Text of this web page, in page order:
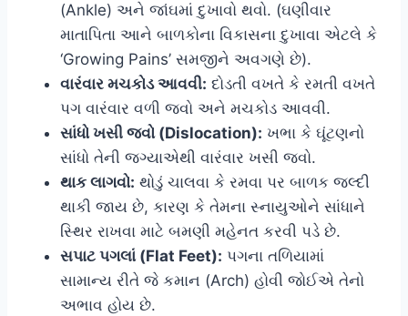
(Ankle) અને જાંઘમાં દુખાવો થવો. (ઘણીવાર
માતાપિતા આને બાળકોના વિકાસના દુખાવા એટલે કે
‘Growing Pains’ સમજીને અવગણે છે).
વારંવાર મચકોડ આવવી: દોડતી વખતે કે રમતી વખતે
પગ વારંવાર વળી જવો અને મચકોડ આવવી.
સાંધો ખસી જવો (Dislocation): ખભા કે ઘૂંટણનો
સાંધો તેની જગ્યાએથી વારંવાર ખસી જવો.
થાક લાગવો: થોડું ચાલવા કે રમવા પર બાળક જલ્દી
થાકી જાય છે, કારણ કે તેમના સ્નાયુઓને સાંધાને
સ્થિર રાખવા માટે બમણી મહેનત કરવી પડે છે.
સપાટ પગલાં (Flat Feet): પગના તળિયામાં
સામાન્ય રીતે જે કમાન (Arch) હોવી જોઈએ તેનો
અભાવ હોય છે.